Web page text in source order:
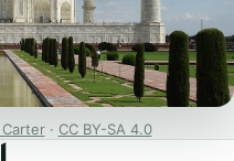
· CC BY-SA 4.0